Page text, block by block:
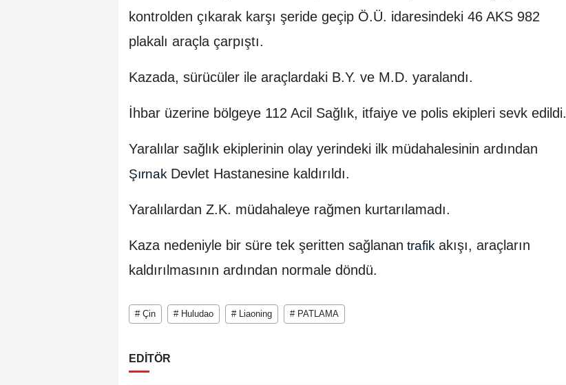
kontrolden çıkarak karşı şeride geçip Ö.Ü. idaresindeki 46 AKS 982
plakalı araçla çarpıştı.
Kazada, sürücüler ile araçlardaki B.Y. ve M.D. yaralandı.
İhbar üzerine bölgeye 112 Acil Sağlık, itfaiye ve polis ekipleri sevk edildi.
Yaralılar sağlık ekiplerinin olay yerindeki ilk müdahalesinin ardından
Şırnak Devlet Hastanesine kaldırıldı.
Yaralılardan Z.K. müdahaleye rağmen kurtarılamadı.
Kaza nedeniyle bir süre tek şeritten sağlanan trafik akışı, araçların
kaldırılmasının ardından normale döndü.
# Çin # Huludao # Liaoning # PATLAMA
EDİTÖR